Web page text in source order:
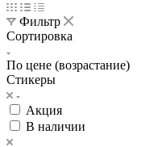
Фильтр
Сортировка
По цене (возрастание)
Стикеры
Акция
В наличии